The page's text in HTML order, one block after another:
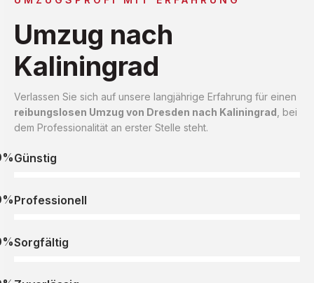
Umzug nach
Kaliningrad
Verlassen Sie sich auf unsere langjährige Erfahrung für einen
reibungslosen Umzug von Dresden nach Kaliningrad , bei
dem Professionalität an erster Stelle steht.
Günstig
Professionell
Sorgfältig